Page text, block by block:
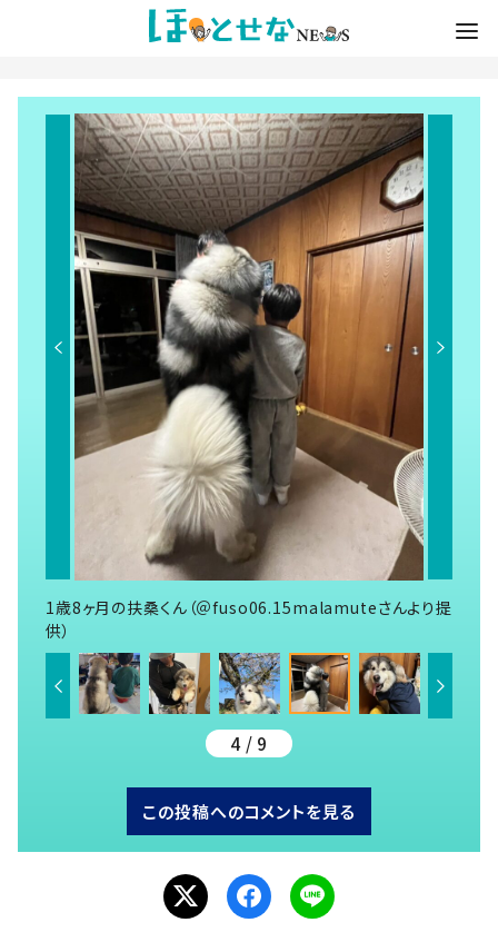
1歳8ヶ月の扶桑くん（＠fuso06.15malamuteさんより提
供）
4 / 9
この投稿へのコメントを見る